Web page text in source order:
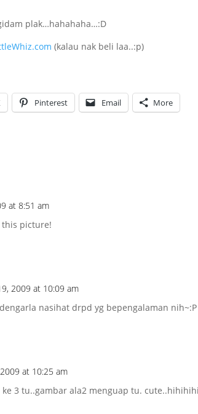
plak…hahahaha…:D
(kalau nak beli laa..:p)
Pinterest Email More
at 8:51 am
picture!
2009 at 10:09 am
nasihat drpd yg bepengalaman nih~:P
at 10:25 am
3 tu..gambar ala2 menguap tu. cute..hihihihi